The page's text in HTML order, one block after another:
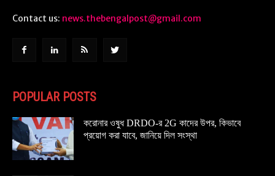
Contact us: news.thebengalpost@gmail.com
POPULAR POSTS
করোনার ওষুধ DRDO-র 2G কাদের উপর, কিভাবে
প্রয়োগ করা যাবে, জানিয়ে দিল সংস্থা